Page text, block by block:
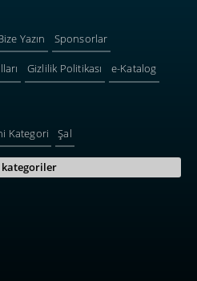
Yazın Sponsorlar
Gizlilik Politikası e-Katalog
Kategori Şal